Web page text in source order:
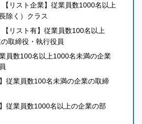
【リスト企業】従業員数1000名以上
除く）クラス
【リスト有】従業員数100名以上
取締役・執行役員
員数100名以上1000名未満の企業
従業員数100名未満の企業の取締
従業員数1000名以上の企業の部